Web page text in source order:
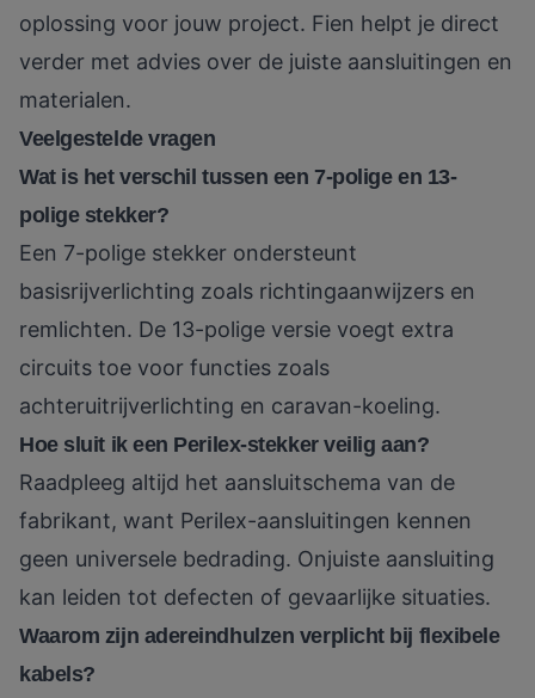
oplossing voor jouw project. Fien helpt je direct
verder met advies over de juiste aansluitingen en
materialen.
Veelgestelde vragen
Wat is het verschil tussen een 7-polige en 13-
polige stekker?
Een 7-polige stekker ondersteunt
basisrijverlichting zoals richtingaanwijzers en
remlichten. De 13-polige versie voegt extra
circuits toe voor functies zoals
achteruitrijverlichting en caravan-koeling.
Hoe sluit ik een Perilex-stekker veilig aan?
Raadpleeg altijd het aansluitschema van de
fabrikant, want Perilex-aansluitingen kennen
geen universele bedrading. Onjuiste aansluiting
kan leiden tot defecten of gevaarlijke situaties.
Waarom zijn adereindhulzen verplicht bij flexibele
kabels?